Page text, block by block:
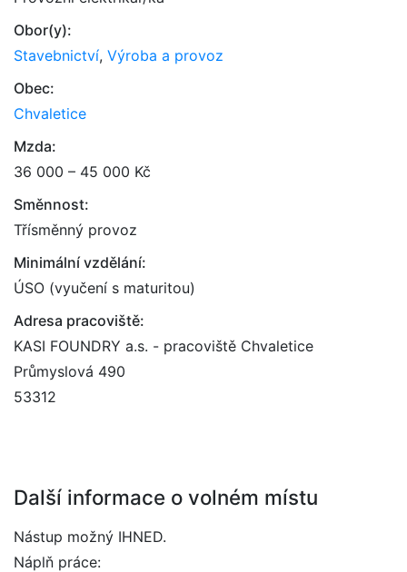
Obor(y):
Stavebnictví, Výroba a provoz
Obec:
Chvaletice
Mzda:
36 000 – 45 000 Kč
Směnnost:
Třísměnný provoz
Minimální vzdělání:
ÚSO (vyučení s maturitou)
Adresa pracoviště:
KASI FOUNDRY a.s. - pracoviště Chvaletice
Průmyslová 490
53312
Další informace o volném místu
Nástup možný IHNED.
Náplň práce: